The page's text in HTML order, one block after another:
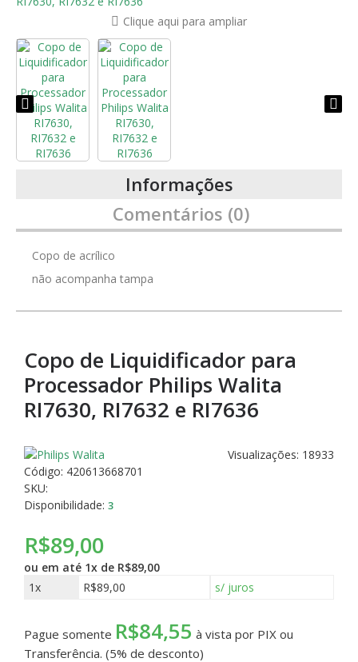
Clique aqui para ampliar
Informações
Comentários (0)
Copo de acrílico
não acompanha tampa
Copo de Liquidificador para
Processador Philips Walita
RI7630, RI7632 e RI7636
Visualizações: 18933
Código: 420613668701
SKU:
Disponibilidade: 3
R$89,00
ou em até 1x de R$89,00
1x
R$89,00 s/ juros
Pague somente R$84,55 à vista por PIX ou
Transferência. (5% de desconto)